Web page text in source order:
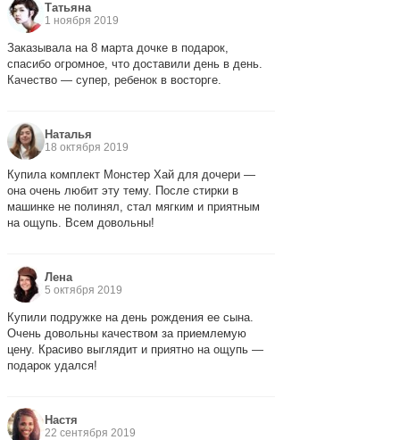
Татьяна
1 ноября 2019
Заказывала на 8 марта дочке в подарок,
спасибо огромное, что доставили день в день.
Качество — супер, ребенок в восторге.
Наталья
18 октября 2019
Купила комплект Монстер Хай для дочери —
она очень любит эту тему. После стирки в
машинке не полинял, стал мягким и приятным
на ощупь. Всем довольны!
Лена
5 октября 2019
Купили подружке на день рождения ее сына.
Очень довольны качеством за приемлемую
цену. Красиво выглядит и приятно на ощупь —
подарок удался!
Настя
22 сентября 2019